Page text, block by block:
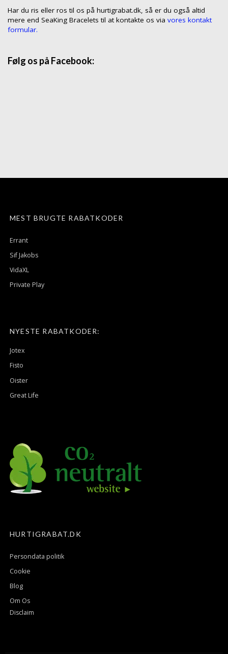
Har du ris eller ros til os på hurtigrabat.dk, så er du også altid
mere end SeaKing Bracelets til at kontakte os via vores kontakt
formular.
Følg os på Facebook:
MEST BRUGTE RABATKODER
Errant
Sif Jakobs
VidaXL
Private Play
NYESTE RABATKODER:
Jotex
Fisto
Oister
Great Life
HURTIGRABAT.DK
Persondata politik
Cookie
Blog
Om Os
Disclaim